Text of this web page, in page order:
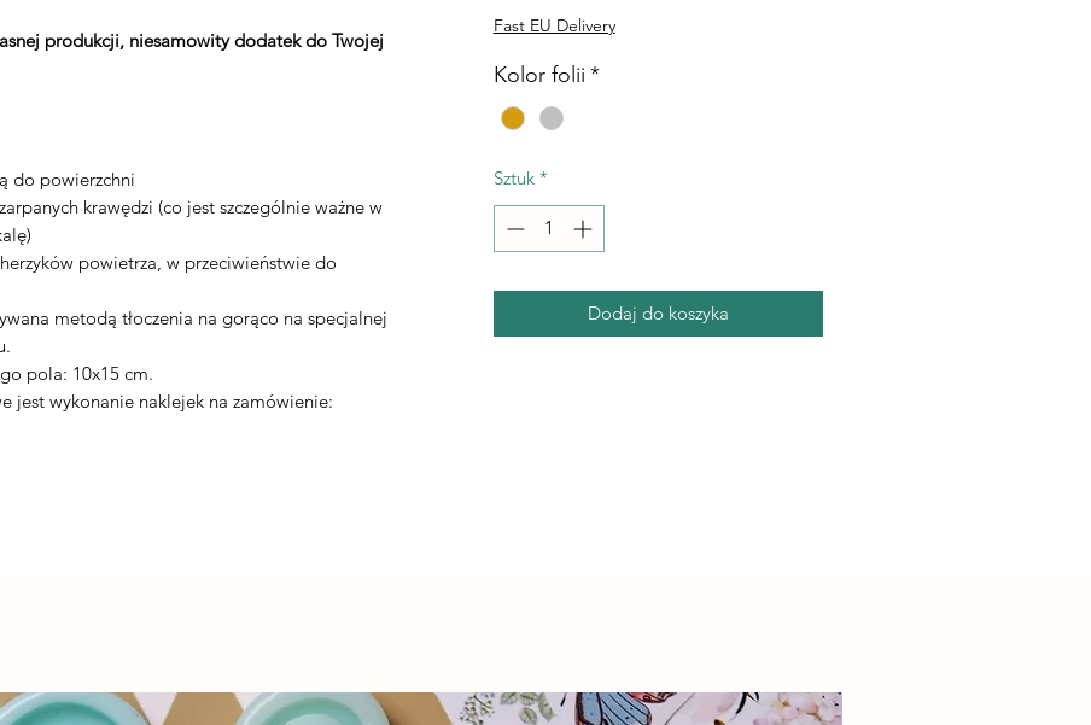
produkcji, niesamowity dodatek do Twojej
do powierzchni
krawędzi (co jest szczególnie ważne w
powietrza, w przeciwieństwie do
metodą tłoczenia na gorąco na specjalnej
pola: 10x15 cm.
jest wykonanie naklejek na zamówienie:
Fast EU Delivery
Kolor folii *
Sztuk *
Dodaj do koszyka